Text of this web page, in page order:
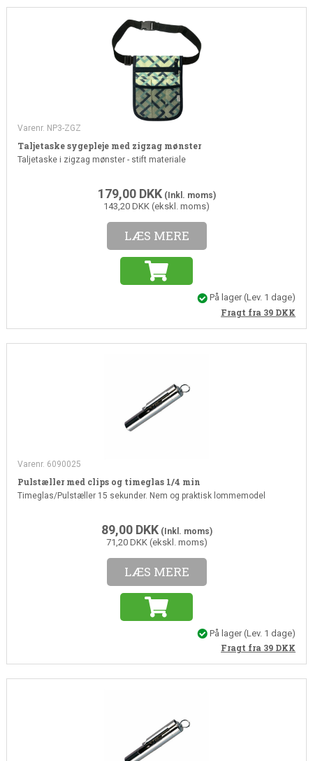
Varenr. NP3-ZGZ
Taljetaske sygepleje med zigzag mønster
Taljetaske i zigzag mønster - stift materiale
179,00 DKK(Inkl. moms)
143,20 DKK (ekskl. moms)
LÆS MERE
På lager(Lev. 1 dage)
Fragt fra 39 DKK
Varenr. 6090025
Pulstæller med clips og timeglas 1/4 min
Timeglas/Pulstæller 15 sekunder. Nem og praktisk lommemodel
89,00 DKK(Inkl. moms)
71,20 DKK (ekskl. moms)
LÆS MERE
På lager(Lev. 1 dage)
Fragt fra 39 DKK